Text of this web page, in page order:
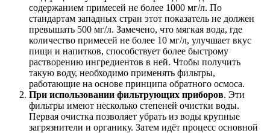
содержанием примесей не более 1000 мг/л. По
стандартам западных стран этот показатель не должен
превышать 500 мг/л. Замечено, что мягкая вода, где
количество примесей не более 10 мг/л, улучшает вкус
пищи и напитков, способствует более быстрому
растворению ингредиентов в ней. Чтобы получить
такую воду, необходимо применять фильтры,
работающие на основе принципа обратного осмоса.
При использовании фильтрующих приборов. Эти
фильтры имеют несколько степеней очистки воды.
Первая очистка позволяет убрать из воды крупные
загрязнители и органику. Затем идёт процесс основной